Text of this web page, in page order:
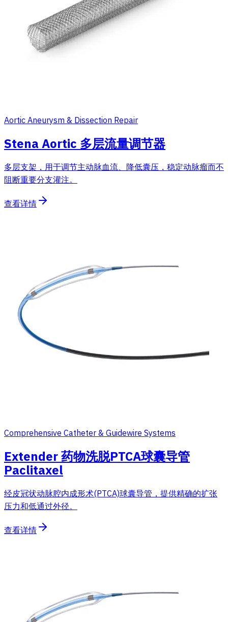
Aortic Aneurysm & Dissection Repair
Stena Aortic 多层流量调节器
多层支架，用于调节主动脉血流、降低囊压，稳定动脉瘤而不
阻断重要分支灌注。
查看详情
Comprehensive Catheter & Guidewire Systems
Extender 药物洗脱PTCA球囊导管
Paclitaxel
经皮冠状动脉腔内成形术(PTCA)球囊导管，提供精确的扩张
压力和低通过外径。
查看详情